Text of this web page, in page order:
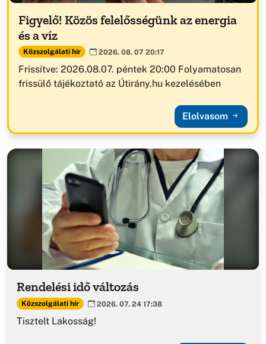
Figyelő! Közös felelősségünk az energia
és a víz
Közszolgálati hír 2026. 08. 07 20:17
Frissítve: 2026.08.07. péntek 20:00 Folyamatosan
frissülő tájékoztató az Útirány.hu kezelésében
Elolvasom
Rendelési idő változás
Közszolgálati hír 2026. 07. 24 17:38
Tisztelt Lakosság!